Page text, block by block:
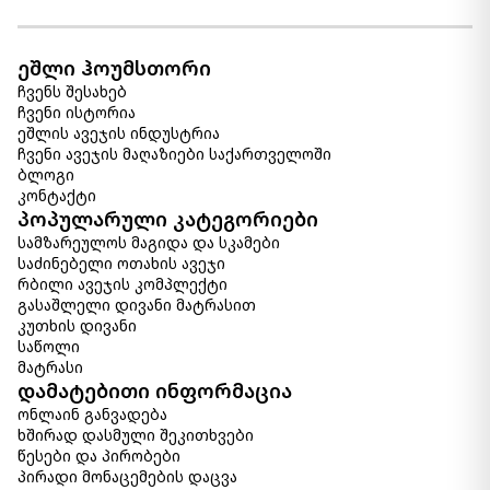
1 500.00 ₾
1 200.00 ₾
Item: HTD2232
-
კალათაში დამატება
მატრასი Lucas (200x200) -
ორთოპედიული
1 900.00 ₾
1 600.00 ₾
Item: HTD2252
ეშლი ჰოუმსთორი
ჩვენს შესახებ
ჩვენი ისტორია
ეშლის ავეჯის ინდუსტრია
ჩვენი ავეჯის მაღაზიები საქართველოში
ბლოგი
კონტაქტი
პოპულარული კატეგორიები
სამზარეულოს მაგიდა და სკამები
საძინებელი ოთახის ავეჯი
რბილი ავეჯის კომპლექტი
გასაშლელი დივანი მატრასით
კუთხის დივანი
საწოლი
მატრასი
დამატებითი ინფორმაცია
ონლაინ განვადება
ხშირად დასმული შეკითხვები
წესები და პირობები
პირადი მონაცემების დაცვა